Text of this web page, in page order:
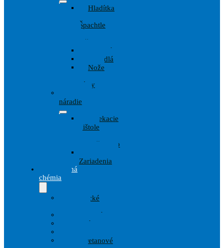
Hladítka
Špachtle
lyžice
Kladivá
Meradlá
Nože
Pílky
náradie
Striekacie
pištole
prislušenstvo
Zariadenia
Stavebná
chémia
Chemické
Hydroizolácie
Penetrácie
Polyuretanové